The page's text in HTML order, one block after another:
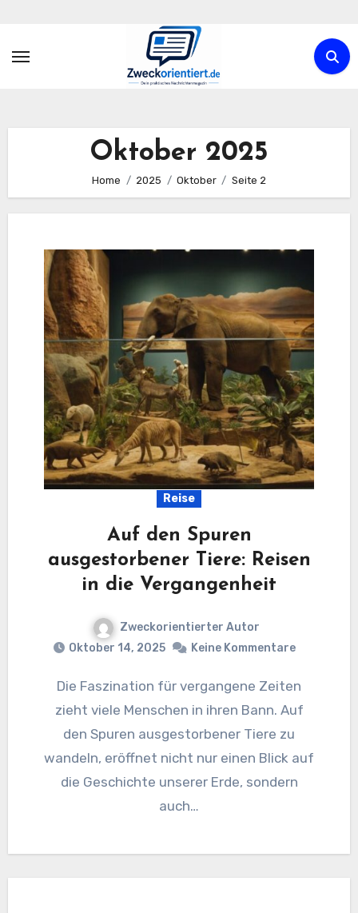
springen
Oktober 2025
Home 2025 Oktober Seite 2
Reise
Auf den Spuren
ausgestorbener Tiere: Reisen
in die Vergangenheit
Zweckorientierter Autor
Oktober 14, 2025
Keine Kommentare
Die Faszination für vergangene Zeiten
zieht viele Menschen in ihren Bann. Auf
den Spuren ausgestorbener Tiere zu
wandeln, eröffnet nicht nur einen Blick auf
die Geschichte unserer Erde, sondern
auch…